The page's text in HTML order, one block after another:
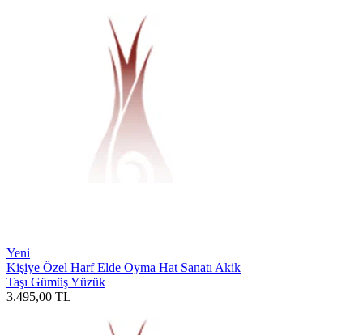
Yeni
Kişiye Özel Harf Elde Oyma Hat Sanatı Akik
Taşı Gümüş Yüzük
3.495,00 TL